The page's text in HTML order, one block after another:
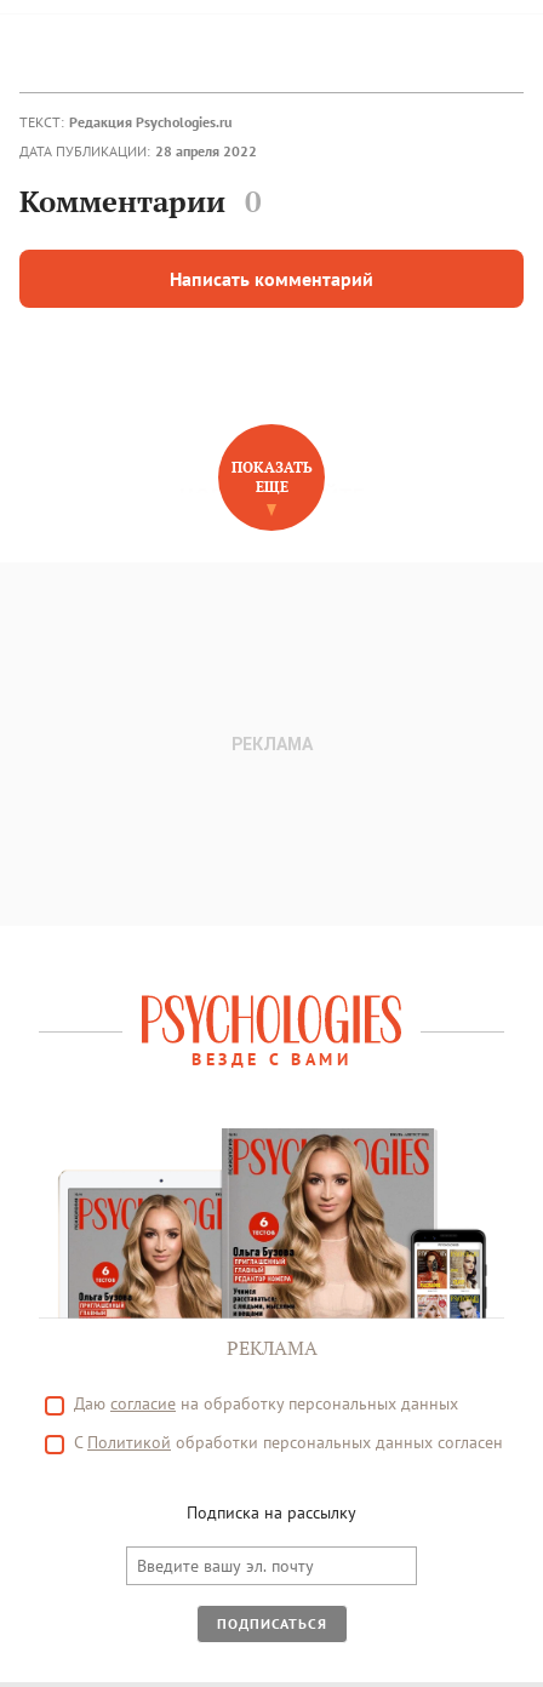
ТЕКСТ: Редакция Psychologies.ru
ДАТА ПУБЛИКАЦИИ: 28 апреля 2022
Комментарии 0
Написать комментарий
НОВОЕ НА САЙТЕ
ПОКАЗАТЬ
ЕЩЕ
ВЕЗДЕ С ВАМИ
РЕКЛАМА
Даю согласие на обработку персональных данных
С Политикой обработки персональных данных согласен
Подписка на рассылку
ПОДПИСАТЬСЯ